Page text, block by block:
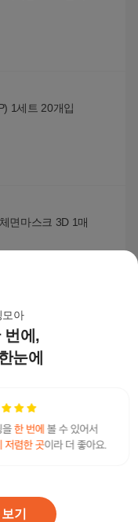
모아
번에,
눈에
기
1세트 20개입
면마스크 3D 1매
스크_앞뒤순면2겹양
면마스크 빨아쓰는 2